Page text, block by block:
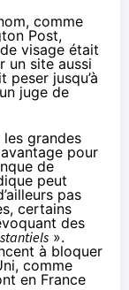
comme
Post,
visage était
un site aussi
jusqu’à
juge de
grandes
pour
de
peut
pas
certains
des
».
à bloquer
comme
en France